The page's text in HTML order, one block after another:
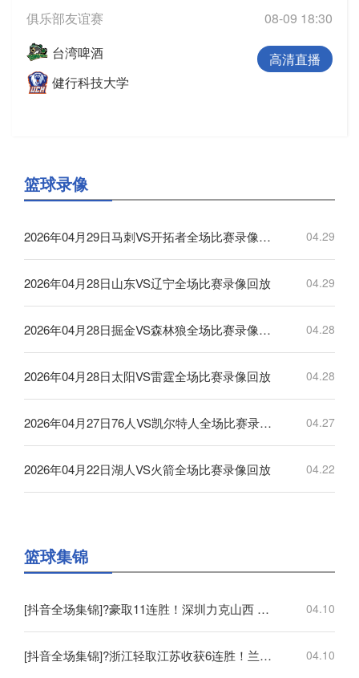
俱乐部友谊赛
08-09 18:30
台湾啤酒
健行科技大学
高清直播
篮球录像
2026年04月29日马刺VS开拓者全场比赛录像回放 04.29
2026年04月28日山东VS辽宁全场比赛录像回放 04.29
2026年04月28日掘金VS森林狼全场比赛录像回放 04.28
2026年04月28日太阳VS雷霆全场比赛录像回放 04.28
2026年04月27日76人VS凯尔特人全场比赛录像回放 04.27
2026年04月22日湖人VS火箭全场比赛录像回放 04.22
篮球集锦
[抖音全场集锦]?豪取11连胜！深圳力克山西 王浩然33+5 马凯尔·约翰逊伤退 04.10
[抖音全场集锦]?浙江轻取江苏收获6连胜！兰道夫17分 亨特19+12+8 庞峥麟18+5 04.10